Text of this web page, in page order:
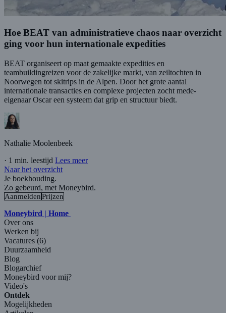
Hoe BEAT van administratieve chaos naar overzicht
ging voor hun internationale expedities
BEAT organiseert op maat gemaakte expedities en
teambuildingreizen voor de zakelijke markt, van zeiltochten in
Noorwegen tot skitrips in de Alpen. Door het grote aantal
internationale transacties en complexe projecten zocht mede-
eigenaar Oscar een systeem dat grip en structuur biedt.
Nathalie Moolenbeek
· 1 min. leestijd Lees meer
Naar het overzicht